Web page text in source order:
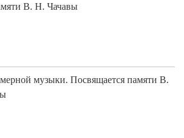
В. Н. Чачавы
музыки. Посвящается памяти В.